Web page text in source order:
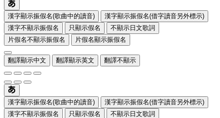
漢字顯示振假名(歌曲中的讀音)
漢字顯示振假名(借字讀音另外標示)
漢字不顯示振假名
只顯示假名
不顯示日文歌詞
片假名不顯示振假名
片假名顯示振假名
翻譯顯示中文 翻譯顯示英文 翻譯不顯示
漢字顯示振假名(歌曲中的讀音)
漢字顯示振假名(借字讀音另外標示)
漢字不顯示振假名
只顯示假名
不顯示日文歌詞